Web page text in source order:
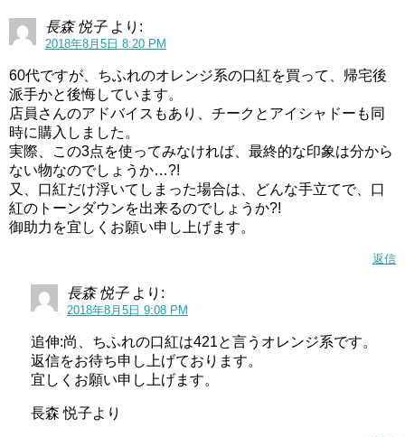
長森 悦子 より:
2018年8月5日 8:20 PM
60代ですが、ちふれのオレンジ系の口紅を買って、帰宅後
派手かと後悔しています。
店員さんのアドバイスもあり、チークとアイシャドーも同
時に購入しました。
実際、この3点を使ってみなければ、最終的な印象は分から
ない物なのでしょうか…?!
又、口紅だけ浮いてしまった場合は、どんな手立てで、口
紅のトーンダウンを出来るのでしょうか?!
御助力を宜しくお願い申し上げます。
返信
長森 悦子 より:
2018年8月5日 9:08 PM
追伸:尚、ちふれの口紅は421と言うオレンジ系です。
返信をお待ち申し上げております。
宜しくお願い申し上げます。
長森 悦子より